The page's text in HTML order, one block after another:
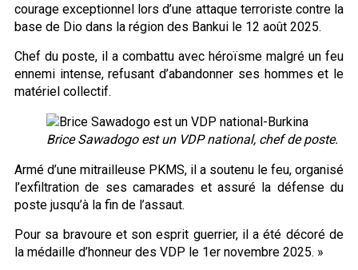
courage exceptionnel lors d’une attaque terroriste contre la
base de Dio dans la région des Bankui le 12 août 2025.
Chef du poste, il a combattu avec héroïsme malgré un feu
ennemi intense, refusant d’abandonner ses hommes et le
matériel collectif.
Brice Sawadogo est un VDP national, chef de poste.
Armé d’une mitrailleuse PKMS, il a soutenu le feu, organisé
l’exfiltration de ses camarades et assuré la défense du
poste jusqu’à la fin de l’assaut.
Pour sa bravoure et son esprit guerrier, il a été décoré de
la médaille d’honneur des VDP le 1er novembre 2025. »